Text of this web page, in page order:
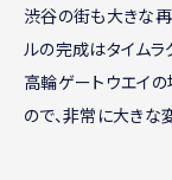
渋谷の街も大きな
ルの完成はタイムラ
高輪ゲートウエイ
ので、非常に大きな